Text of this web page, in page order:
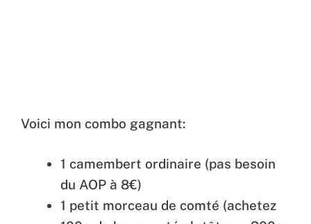
Voici mon combo gagnant:
1 camembert ordinaire (pas besoin
du AOP à 8€)
1 petit morceau de comté (achetez